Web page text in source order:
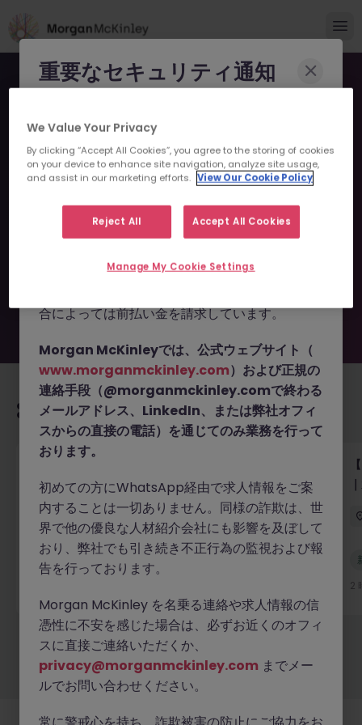
申し訳ございません。こちら
の求人の掲載は終了しまし
た。
あなたにおすすめの求人
ケター／テクニカルライター（バイリンガル優遇・派
遣）
東京 有期雇用 時給 3000円～3500円
新着
2
もっと見る
採用企業様新着求人最新トピックス当社について 法務クッキーの設定
重要なセキュリティ通知
になりすまし、求職者を詐欺に巻き込もうとする
事例が報告されています。
偽のウェブサイトやドメイ
（例： morganmckinleyjob.com、
morganmckinleyhire.com
）を使用し、虚偽の
で、WhatsApp などのメッセージアプリを通じ
合によっては前払い金を請求しています。
Morgan McKinleyでは、公式ウェブサイト（
www.morganmckinley.com）および正規の
連絡手段（@morganmckinley.comで終わる
メールアドレス、LinkedIn、または弊社オフィ
スからの直接の電話）を通じてのみ業務を行って
おります。
初めての方にWhatsApp経由で求人情報をご案
内することは一切ありません。同様の詐欺は、世
界で他の優良な人材紹介会社にも影響を及ぼして
おり、弊社でも引き続き不正行為の監視および報
告を行っております。
Morgan McKinley を名乗る連絡や求人情報の信
憑性に不安を感じた場合は、必ずお近くのオフィ
スに直接ご連絡いただくか、
privacy@morganmckinley.com までメー
ルでお問い合わせください。
We Value Your Privacy
By clicking “Accept All Cookies”, you agree to the storing of cookies
on your device to enhance site navigation, analyze site usage,
and assist in our marketing efforts. View Our Cookie Policy
Reject All Accept All Cookies
Manage My Cookie Settings